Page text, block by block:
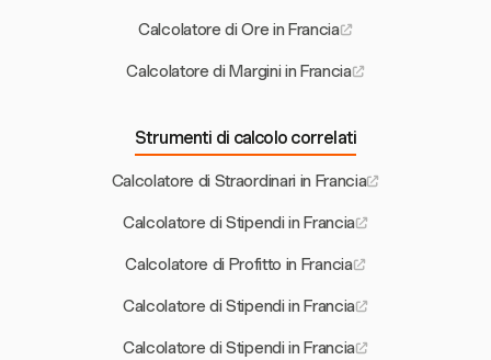
Calcolatore di Ore in Francia
Calcolatore di Margini in Francia
Strumenti di calcolo correlati
Calcolatore di Straordinari in Francia
Calcolatore di Stipendi in Francia
Calcolatore di Profitto in Francia
Calcolatore di Stipendi in Francia
Calcolatore di Stipendi in Francia